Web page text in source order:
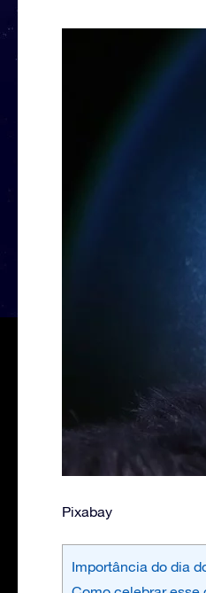
Pixabay
Importância do dia